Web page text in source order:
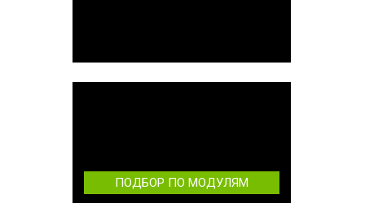
ПОДБОР ПО МОДУЛЯМ